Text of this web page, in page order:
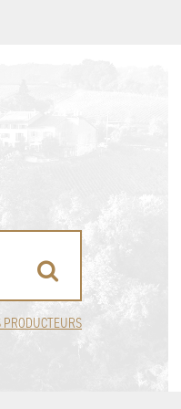
PRODUCTEURS